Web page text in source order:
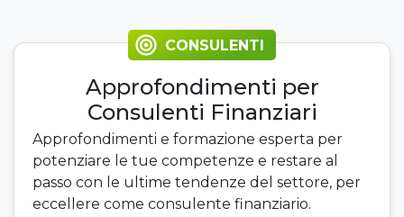
CONSULENTI
Approfondimenti per
Consulenti Finanziari
Approfondimenti e formazione esperta per
potenziare le tue competenze e restare al
passo con le ultime tendenze del settore, per
eccellere come consulente finanziario.